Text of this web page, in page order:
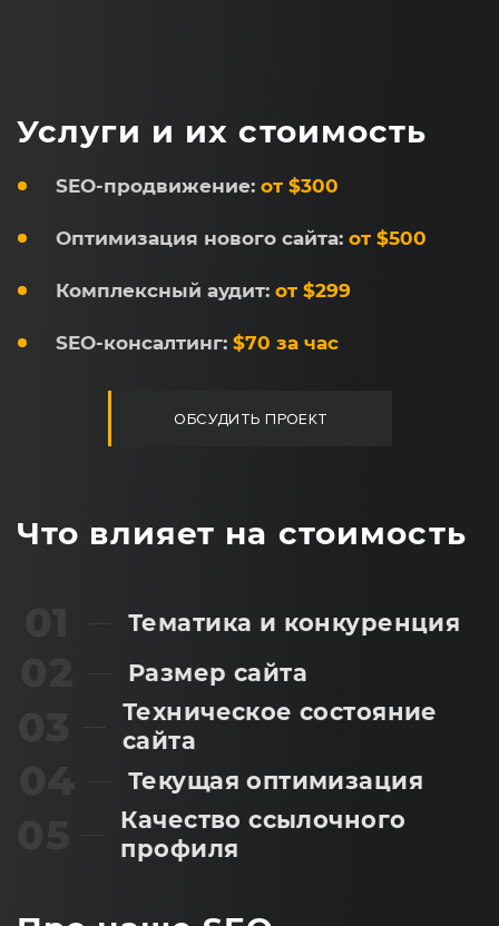
Услуги и их стоимость
SEO-продвижение: от $300
Оптимизация нового сайта: от $500
Комплексный аудит: от $299
SEO-консалтинг: $70 за час
ОБСУДИТЬ ПРОЕКТ
Что влияет на стоимость
Тематика и конкуренция
Размер сайта
Техническое состояние
сайта
Текущая оптимизация
Качество ссылочного
профиля